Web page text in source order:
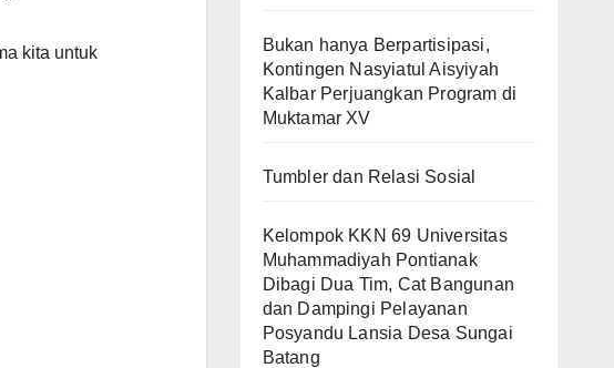
kita untuk
Bukan hanya Berpartisipasi,
Kontingen Nasyiatul Aisyiyah
Kalbar Perjuangkan Program di
Muktamar XV
Tumbler dan Relasi Sosial
Kelompok KKN 69 Universitas
Muhammadiyah Pontianak
Dibagi Dua Tim, Cat Bangunan
dan Dampingi Pelayanan
Posyandu Lansia Desa Sungai
Batang